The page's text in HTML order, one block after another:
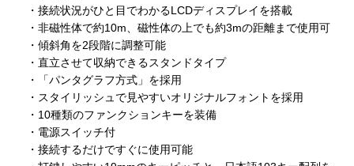
・接続状況がひと目でわかるLCDディスプレイを搭載
・非磁性体で約10m、磁性体の上でも約3mの距離まで使用可
・傾斜角を2段階に調整可能
・直立させて収納できるスタンドタイプ
・「パンタグラフ方式」を採用
・スタイリッシュで見やすいオリジナルフォントを採用
・10種類のファンクションキーを装備
・電源スイッチ付
・接続するだけですぐに使用可能